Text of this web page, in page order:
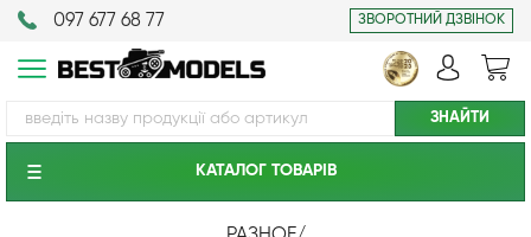
097 677 68 77 ЗВОРОТНИЙ ДЗВІНОК
КАТАЛОГ ТОВАРIВ